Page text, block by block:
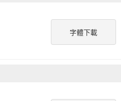
字體下載